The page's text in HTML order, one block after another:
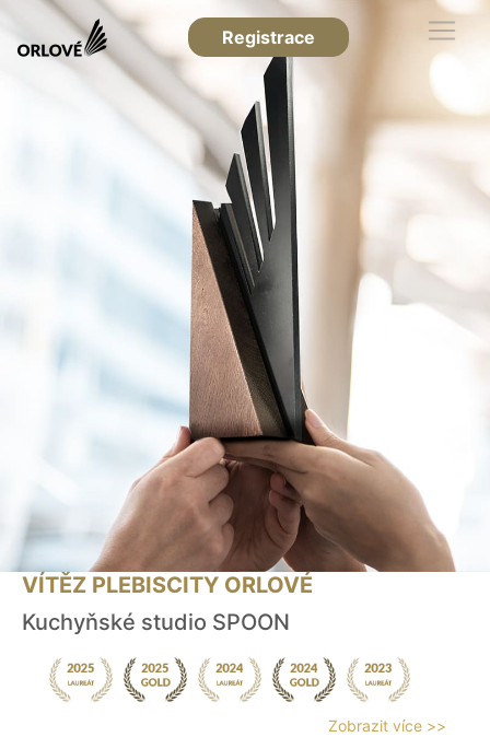
Registrace
VÍTĚZ PLEBISCITY ORLOVÉ
Kuchyňské studio SPOON
Zobrazit více >>